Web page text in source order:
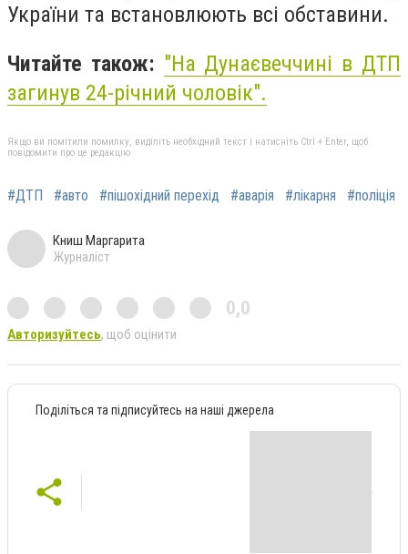
України та встановлюють всі обставини.
Читайте також: "На Дунаєвеччині в ДТП
загинув 24-річний чоловік".
Якщо ви помітили помилку, виділіть необхідний текст і натисніть Ctrl + Enter, щоб
повідомити про це редакцію
#ДТП #авто #пішохідний перехід #аварія #лікарня #поліція
Книш Маргарита
Журналіст
0,0
Авторизуйтесь, щоб оцінити
Поділіться та підписуйтесь на наші джерела